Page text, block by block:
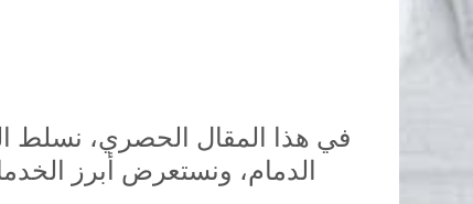
في هذا المقال الحصري، نسلط
الدمام، ونستعرض أبرز